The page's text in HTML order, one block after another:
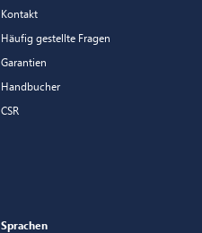
Kontakt
Häufig gestellte Fragen
Garantien
Handbucher
CSR
Sprachen